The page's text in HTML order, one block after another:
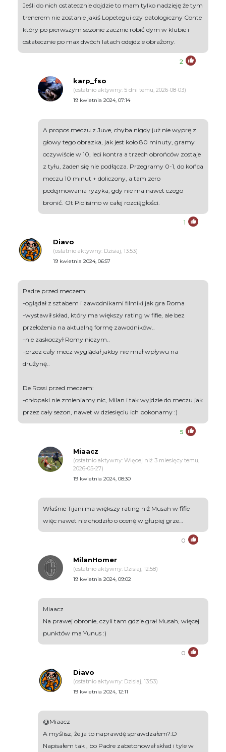
Jeśli do nich ostatecznie dojdzie to mam tylko nadzieję że tym
trenerem nie zostanie jakiś Lopetegui czy patologiczny Conte
który po pierwszym sezonie zacznie robić dym w klubie i
ostatecznie po max dwóch latach odejdzie obrażony.
2
karp_fso
(ostatnio aktywny: 5 dni temu, 2026-08-03)
19 kwietnia 2024, 07:14
A propos meczu z Juve, chyba nigdy już nie wyprę z
głowy tego obrazka, jak jest koło 80 minuty, gramy
oczywiście w 10, leci kontra a trzech obrońców zostaje
z tyłu, żaden się nie podłącza. Przegramy 0-1, do końca
meczu 10 minut + doliczony, a tam zero
podejmowania ryzyka, gdy nie ma nawet czego
bronić. Ot Piolisimo w całej rozciągłości.
1
Diavo
(ostatnio aktywny: Dzisiaj, 13:53)
19 kwietnia 2024, 06:57
Padre przed meczem:
-oglądał z sztabem i zawodnikami filmiki jak gra Roma
-wystawił skład, który ma większy rating w fifie, ale bez
przełożenia na aktualną formę zawodników..
-nie zaskoczył Romy niczym..
-przez cały mecz wyglądał jakby nie miał wpływu na
drużynę..
De Rossi przed meczem:
-chłopaki nie zmieniamy nic, Milan i tak wyjdzie do meczu jak
przez cały sezon, nawet w dziesięciu ich pokonamy :)
5
Miaacz
(ostatnio aktywny: Więcej niż 3 miesięcy temu,
2026-05-27)
19 kwietnia 2024, 08:30
Właśnie Tijani ma większy rating niż Musah w fifie
więc nawet nie chodziło o ocenę w głupiej grze…
0
MilanHomer
(ostatnio aktywny: Dzisiaj, 12:58)
19 kwietnia 2024, 09:02
Miaacz
Na prawej obronie, czyli tam gdzie grał Musah, więcej
punktów ma Yunus :)
0
Diavo
(ostatnio aktywny: Dzisiaj, 13:53)
19 kwietnia 2024, 12:11
@Miaacz
A myślisz, że ja to naprawdę sprawdzałem?:D
Napisałem tak , bo Padre zabetonował skład i tyle w